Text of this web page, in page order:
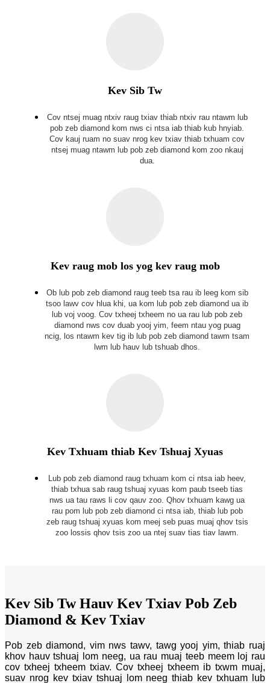
Kev Sib Tw
Cov ntsej muag ntxiv raug txiav thiab ntxiv rau ntawm lub
pob zeb diamond kom nws ci ntsa iab thiab kub hnyiab.
Cov kauj ruam no suav nrog kev txiav thiab txhuam cov
ntsej muag ntawm lub pob zeb diamond kom zoo nkauj
dua.
Kev raug mob los yog kev raug mob
Ob lub pob zeb diamond raug teeb tsa rau ib leeg kom sib
tsoo lawv cov hlua khi, ua kom lub pob zeb diamond ua ib
lub voj voog. Cov txheej txheem no ua rau lub pob zeb
diamond nws cov duab yooj yim, feem ntau yog puag
ncig, los ntawm kev tig ib lub pob zeb diamond tawm tsam
lwm lub hauv lub tshuab dhos.
Kev Txhuam thiab Kev Tshuaj Xyuas
Lub pob zeb diamond raug txhuam kom ci ntsa iab heev,
thiab txhua sab raug tshuaj xyuas kom paub tseeb tias
nws ua tau raws li cov qauv zoo. Qhov txhuam kawg ua
rau pom lub pob zeb diamond ci ntsa iab, thiab lub pob
zeb raug tshuaj xyuas kom meej seb puas muaj qhov tsis
zoo lossis qhov tsis zoo ua ntej suav tias tiav lawm.
Kev Sib Tw Hauv Kev Txiav Pob Zeb
Diamond & Kev Txiav
Pob zeb diamond, vim nws tawv, tawg yooj yim, thiab ruaj
khov hauv tshuaj lom neeg, ua rau muaj teeb meem loj rau
cov txheej txheem txiav. Cov txheej txheem ib txwm muaj,
suav nrog kev txiav tshuaj lom neeg thiab kev txhuam lub